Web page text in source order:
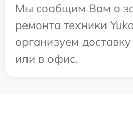
Мы сообщим Вам о
ремонта техники
организуем
или в офис.